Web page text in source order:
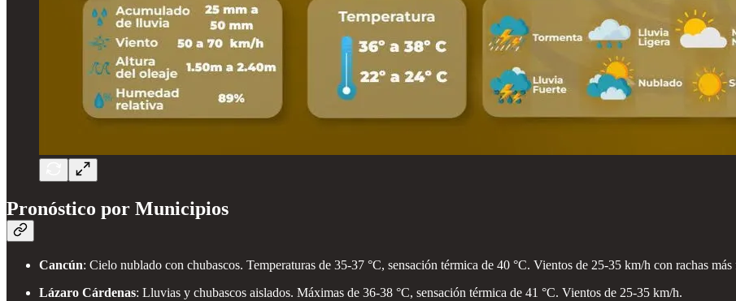
Pronóstico por Municipios
Cancún: Cielo nublado con chubascos. Temperaturas de 35-37 °C, sensación térmica de 40 °C. Vientos de 25-35 km/h con rachas
Lázaro Cárdenas: Lluvias y chubascos aislados. Máximas de 36-38 °C, sensación térmica de 41 °C. Vientos de 25-35 km/h.